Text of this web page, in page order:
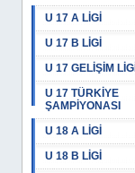
U 17 A LİGİ
U 17 B LİGİ
U 17 GELİŞİM LİGİ
U 17 TÜRKİYE
ŞAMPİYONASI
U 18 A LİGİ
U 18 B LİGİ